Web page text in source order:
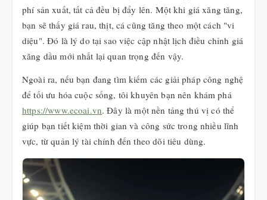
phí sản xuất, tất cả đều bị đẩy lên. Một khi giá xăng tăng,
bạn sẽ thấy giá rau, thịt, cá cũng tăng theo một cách "vi
diệu". Đó là lý do tại sao việc cập nhật lịch điều chỉnh giá
xăng dầu mới nhất lại quan trọng đến vậy.
Ngoài ra, nếu bạn đang tìm kiếm các giải pháp công nghệ
để tối ưu hóa cuộc sống, tôi khuyên bạn nên khám phá
https://www.ecoai.vn. Đây là một nền tảng thú vị có thể
giúp bạn tiết kiệm thời gian và công sức trong nhiều lĩnh
vực, từ quản lý tài chính đến theo dõi tiêu dùng.